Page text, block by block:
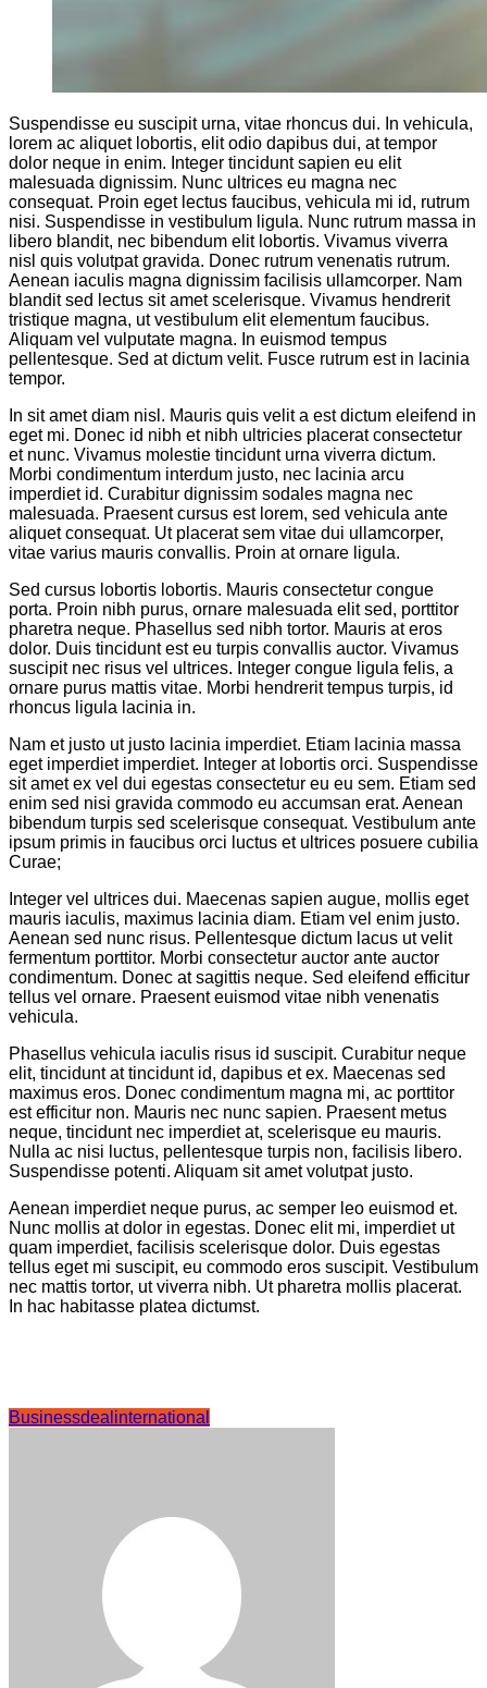
Suspendisse eu suscipit urna, vitae rhoncus dui. In vehicula,
lorem ac aliquet lobortis, elit odio dapibus dui, at tempor
dolor neque in enim. Integer tincidunt sapien eu elit
malesuada dignissim. Nunc ultrices eu magna nec
consequat. Proin eget lectus faucibus, vehicula mi id, rutrum
nisi. Suspendisse in vestibulum ligula. Nunc rutrum massa in
libero blandit, nec bibendum elit lobortis. Vivamus viverra
nisl quis volutpat gravida. Donec rutrum venenatis rutrum.
Aenean iaculis magna dignissim facilisis ullamcorper. Nam
blandit sed lectus sit amet scelerisque. Vivamus hendrerit
tristique magna, ut vestibulum elit elementum faucibus.
Aliquam vel vulputate magna. In euismod tempus
pellentesque. Sed at dictum velit. Fusce rutrum est in lacinia
tempor.
In sit amet diam nisl. Mauris quis velit a est dictum eleifend in
eget mi. Donec id nibh et nibh ultricies placerat consectetur
et nunc. Vivamus molestie tincidunt urna viverra dictum.
Morbi condimentum interdum justo, nec lacinia arcu
imperdiet id. Curabitur dignissim sodales magna nec
malesuada. Praesent cursus est lorem, sed vehicula ante
aliquet consequat. Ut placerat sem vitae dui ullamcorper,
vitae varius mauris convallis. Proin at ornare ligula.
Sed cursus lobortis lobortis. Mauris consectetur congue
porta. Proin nibh purus, ornare malesuada elit sed, porttitor
pharetra neque. Phasellus sed nibh tortor. Mauris at eros
dolor. Duis tincidunt est eu turpis convallis auctor. Vivamus
suscipit nec risus vel ultrices. Integer congue ligula felis, a
ornare purus mattis vitae. Morbi hendrerit tempus turpis, id
rhoncus ligula lacinia in.
Nam et justo ut justo lacinia imperdiet. Etiam lacinia massa
eget imperdiet imperdiet. Integer at lobortis orci. Suspendisse
sit amet ex vel dui egestas consectetur eu eu sem. Etiam sed
enim sed nisi gravida commodo eu accumsan erat. Aenean
bibendum turpis sed scelerisque consequat. Vestibulum ante
ipsum primis in faucibus orci luctus et ultrices posuere cubilia
Curae;
Integer vel ultrices dui. Maecenas sapien augue, mollis eget
mauris iaculis, maximus lacinia diam. Etiam vel enim justo.
Aenean sed nunc risus. Pellentesque dictum lacus ut velit
fermentum porttitor. Morbi consectetur auctor ante auctor
condimentum. Donec at sagittis neque. Sed eleifend efficitur
tellus vel ornare. Praesent euismod vitae nibh venenatis
vehicula.
Phasellus vehicula iaculis risus id suscipit. Curabitur neque
elit, tincidunt at tincidunt id, dapibus et ex. Maecenas sed
maximus eros. Donec condimentum magna mi, ac porttitor
est efficitur non. Mauris nec nunc sapien. Praesent metus
neque, tincidunt nec imperdiet at, scelerisque eu mauris.
Nulla ac nisi luctus, pellentesque turpis non, facilisis libero.
Suspendisse potenti. Aliquam sit amet volutpat justo.
Aenean imperdiet neque purus, ac semper leo euismod et.
Nunc mollis at dolor in egestas. Donec elit mi, imperdiet ut
quam imperdiet, facilisis scelerisque dolor. Duis egestas
tellus eget mi suscipit, eu commodo eros suscipit. Vestibulum
nec mattis tortor, ut viverra nibh. Ut pharetra mollis placerat.
In hac habitasse platea dictumst.
Businessdeal international